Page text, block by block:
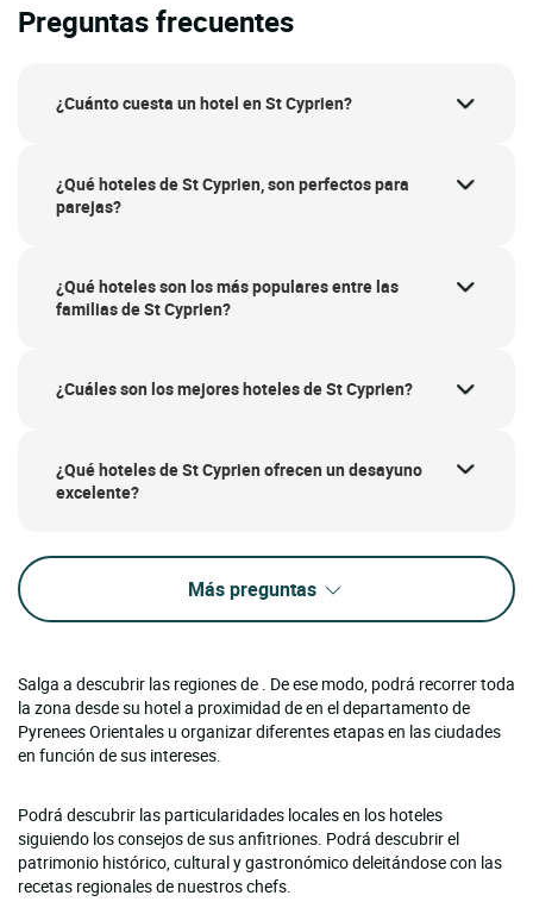
Preguntas frecuentes
¿Cuánto cuesta un hotel en St Cyprien?
¿Qué hoteles de St Cyprien, son perfectos para
parejas?
¿Qué hoteles son los más populares entre las
familias de St Cyprien?
¿Cuáles son los mejores hoteles de St Cyprien?
¿Qué hoteles de St Cyprien ofrecen un desayuno
excelente?
Más preguntas
Salga a descubrir las regiones de . De ese modo, podrá recorrer toda
la zona desde su hotel a proximidad de en el departamento de
Pyrenees Orientales u organizar diferentes etapas en las ciudades
en función de sus intereses.
Podrá descubrir las particularidades locales en los hoteles
siguiendo los consejos de sus anfitriones. Podrá descubrir el
patrimonio histórico, cultural y gastronómico deleitándose con las
recetas regionales de nuestros chefs.